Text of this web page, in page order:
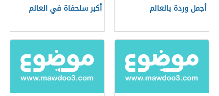
أجمل وردة بالعالم أكبر سلحفاة في العالم